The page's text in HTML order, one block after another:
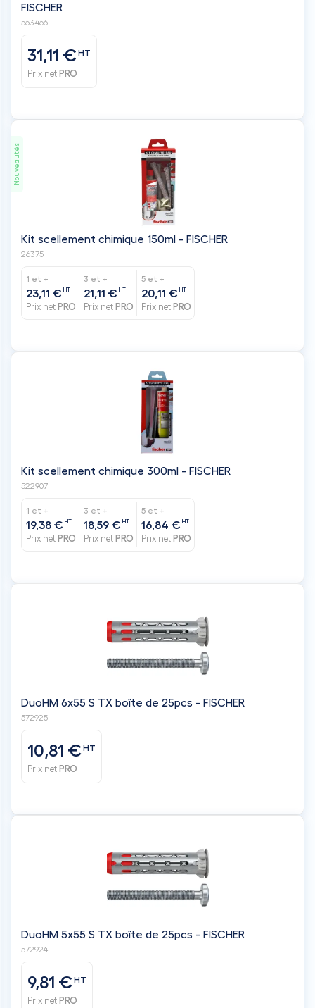
FISCHER
563466
31,11 €HT
Prix net PRO
Nouveautés
Kit scellement chimique 150ml - FISCHER
26375
1 et +
23,11 € HT
Prix net PRO
3 et +
21,11 € HT
Prix net PRO
5 et +
20,11 € HT
Prix net PRO
Kit scellement chimique 300ml - FISCHER
522907
1 et +
19,38 € HT
Prix net PRO
3 et +
18,59 € HT
Prix net PRO
5 et +
16,84 € HT
Prix net PRO
DuoHM 6x55 S TX boîte de 25pcs - FISCHER
572925
10,81 €HT
Prix net PRO
DuoHM 5x55 S TX boîte de 25pcs - FISCHER
572924
9,81 €HT
Prix net PRO